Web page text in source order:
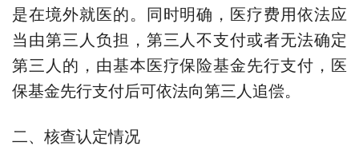
是在境外就医的。同时明确，医疗费用依法应
当由第三人负担，第三人不支付或者无法确定
第三人的，由基本医疗保险基金先行支付，医
保基金先行支付后可依法向第三人追偿。
二、核查认定情况